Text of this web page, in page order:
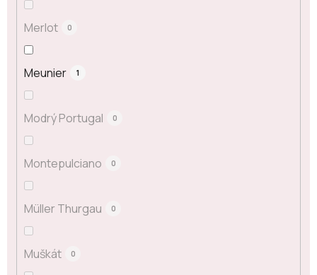
Merlot 0
Meunier 1
Modrý Portugal 0
Montepulciano 0
Müller Thurgau 0
Muškát 0